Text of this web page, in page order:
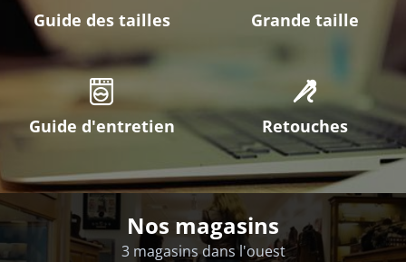
Guide des tailles Grande taille
Guide d'entretien Retouches
Nos magasins
3 magasins dans l'ouest